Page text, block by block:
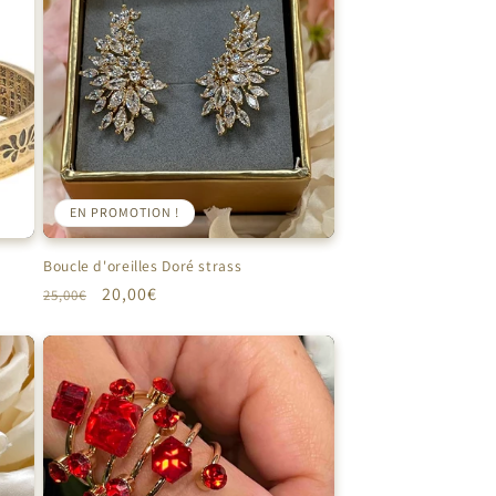
EN PROMOTION !
Boucle d'oreilles Doré strass
Prix
25,00€
Prix
20,00€